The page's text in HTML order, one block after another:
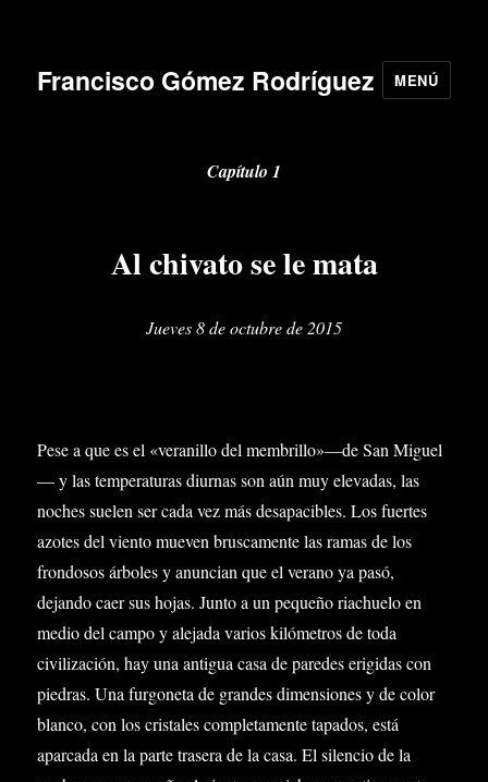
Francisco Gómez Rodríguez MENÚ
Capítulo 1
Al chivato se le mata
Jueves 8 de octubre de 2015
Pese a que es el «veranillo del membrillo»—de San Miguel
— y las temperaturas diurnas son aún muy elevadas, las
noches suelen ser cada vez más desapacibles. Los fuertes
azotes del viento mueven bruscamente las ramas de los
frondosos árboles y anuncian que el verano ya pasó,
dejando caer sus hojas. Junto a un pequeño riachuelo en
medio del campo y alejada varios kilómetros de toda
civilización, hay una antigua casa de paredes erigidas con
piedras. Una furgoneta de grandes dimensiones y de color
blanco, con los cristales completamente tapados, está
aparcada en la parte trasera de la casa. El silencio de la